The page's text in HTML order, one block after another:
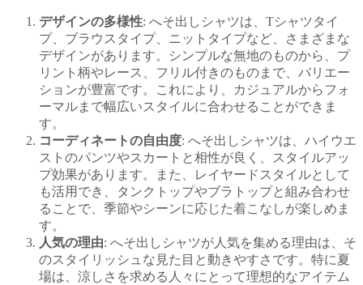
デザインの多様性: へそ出しシャツは、Tシャツタイ
プ、ブラウスタイプ、ニットタイプなど、さまざまな
デザインがあります。シンプルな無地のものから、プ
リント柄やレース、フリル付きのものまで、バリエー
ションが豊富です。これにより、カジュアルからフォ
ーマルまで幅広いスタイルに合わせることができま
す。
コーディネートの自由度: へそ出しシャツは、ハイウエ
ストのパンツやスカートと相性が良く、スタイルアッ
プ効果があります。また、レイヤードスタイルとして
も活用でき、タンクトップやブラトップと組み合わせ
ることで、季節やシーンに応じた着こなしが楽しめま
す。
人気の理由: へそ出しシャツが人気を集める理由は、そ
のスタイリッシュな見た目と動きやすさです。特に夏
場は、涼しさを求める人々にとって理想的なアイテム